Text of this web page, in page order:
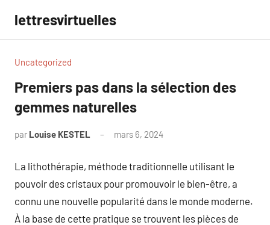
contenu
lettresvirtuelles
Uncategorized
Premiers pas dans la sélection des
gemmes naturelles
par Louise KESTEL mars 6, 2024
La lithothérapie, méthode traditionnelle utilisant le
pouvoir des cristaux pour promouvoir le bien-être, a
connu une nouvelle popularité dans le monde moderne.
À la base de cette pratique se trouvent les pièces de